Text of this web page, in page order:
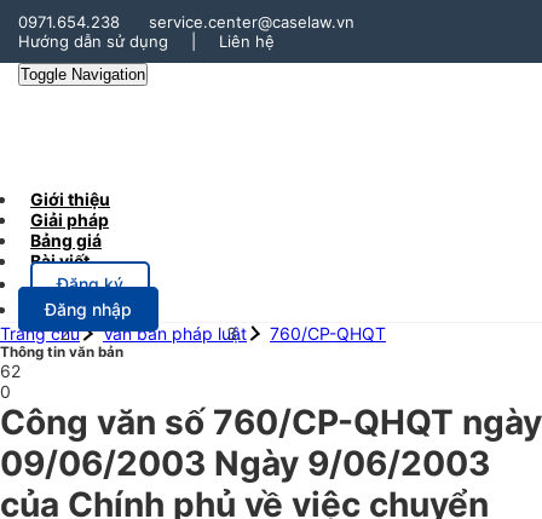
0971.654.238
service.center@caselaw.vn
Hướng dẫn sử dụng
Liên hệ
Toggle Navigation
Giới thiệu
Giải pháp
Bảng giá
Bài viết
Đăng ký
Đăng nhập
Trang chủ
Văn bản pháp luật 760/CP-QHQT
Thông tin văn bản
62
0
Công văn số 760/CP-QHQT ngày
09/06/2003 Ngày 9/06/2003
của Chính phủ về việc chuyển